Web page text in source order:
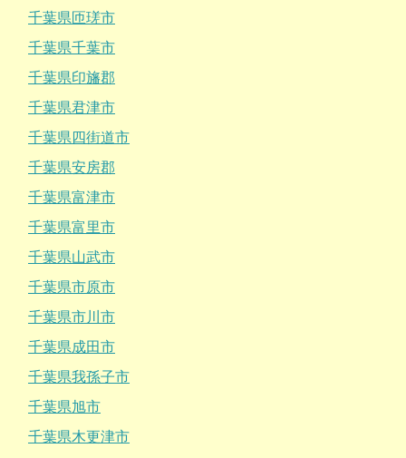
千葉県匝瑳市
千葉県千葉市
千葉県印旛郡
千葉県君津市
千葉県四街道市
千葉県安房郡
千葉県富津市
千葉県富里市
千葉県山武市
千葉県市原市
千葉県市川市
千葉県成田市
千葉県我孫子市
千葉県旭市
千葉県木更津市